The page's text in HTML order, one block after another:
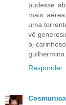
pudesse
mais
uma
vê
bj carinhoso,
guilhermina
Responder